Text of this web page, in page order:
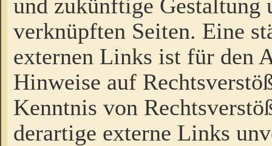
und zukünftige Gestaltung
verknüpften Seiten. Eine
externen Links ist für den
Hinweise auf
Kenntnis von
derartige externe Links